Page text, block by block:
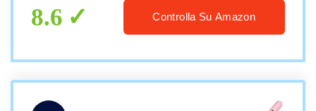
8.6 Controlla Su Amazon